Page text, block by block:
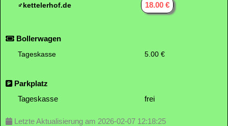
kettelerhof.de 18.00 €
Bollerwagen
Tageskasse 5.00 €
Parkplatz
Tageskasse
frei
Letzte Aktualisierung am 2026-02-07 12:18:25